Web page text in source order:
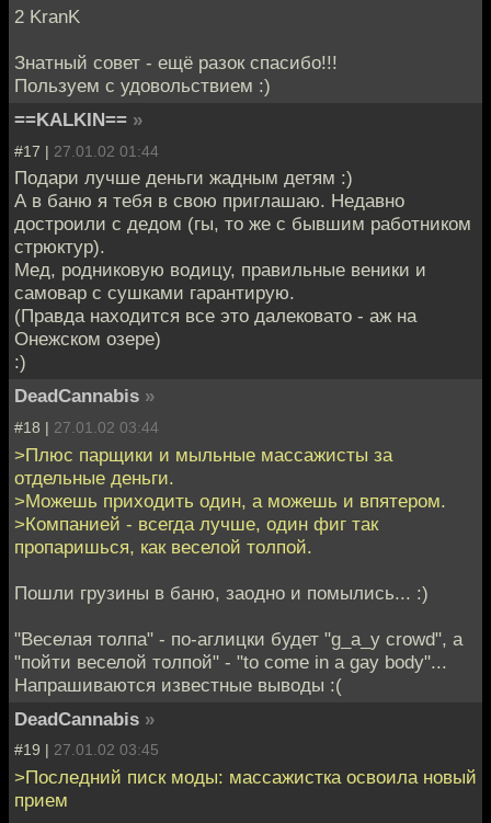
2 KranK
Знатный совет - ещё разок спасибо!!!
Пользуем с удовольствием :)
==KALKIN== »
#17 | 27.01.02 01:44
Подари лучше деньги жадным детям :)
А в баню я тебя в свою приглашаю. Недавно
достроили с дедом (гы, то же с бывшим работником
стрюктур).
Мед, родниковую водицу, правильные веники и
самовар с сушками гарантирую.
(Правда находится все это далековато - аж на
Онежском озере)
:)
DeadCannabis »
#18 | 27.01.02 03:44
>Плюс парщики и мыльные массажисты за
отдельные деньги.
>Можешь приходить один, а можешь и впятером.
>Компанией - всегда лучше, один фиг так
пропаришься, как веселой толпой.
Пошли грузины в баню, заодно и помылись... :)
"Веселая толпа" - по-аглицки будет "g_a_y crowd", а
"пойти веселой толпой" - "to come in a gay body"...
Напрашиваются известные выводы :(
DeadCannabis »
#19 | 27.01.02 03:45
>Последний писк моды: массажистка освоила новый
прием